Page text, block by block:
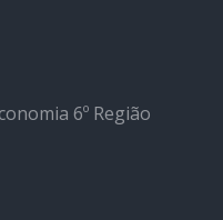
6º Região